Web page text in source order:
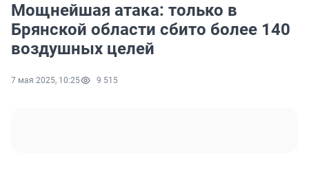
Мощнейшая атака: только в
Брянской области сбито более 140
воздушных целей
7 мая 2025, 10:25 9 515